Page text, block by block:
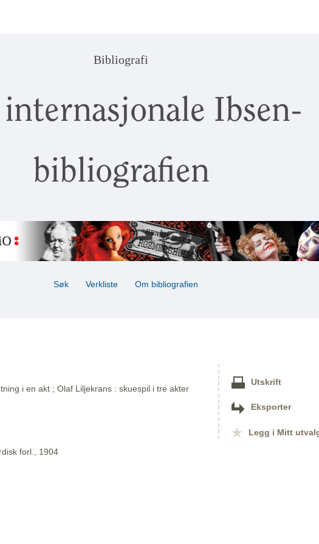
Bibliografi
Ibsen-
bibliografien
Søk Verkliste Om bibliografien
i en akt ; Olaf Liljekrans : skuespil i tre akter
forl., 1904
Utskrift
Eksporter
Legg i Mitt